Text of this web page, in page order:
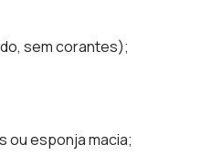
sem corantes);
ou esponja macia;